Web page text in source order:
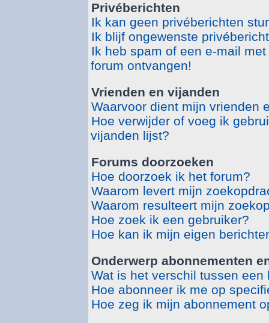
Privéberichten
Ik kan geen privéberichten
Ik blijf ongewenste
Ik heb spam of een e-mail
forum ontvangen!
Vrienden en vijanden
Waarvoor dient mijn vrienden
Hoe verwijder of voeg ik
vijanden lijst?
Forums doorzoeken
Hoe doorzoek ik het forum?
Waarom levert mijn
Waarom resulteert mijn
Hoe zoek ik een gebruiker?
Hoe kan ik mijn eigen
Onderwerp abonnementen
Wat is het verschil tussen
Hoe abonneer ik me op
Hoe zeg ik mijn abonnement